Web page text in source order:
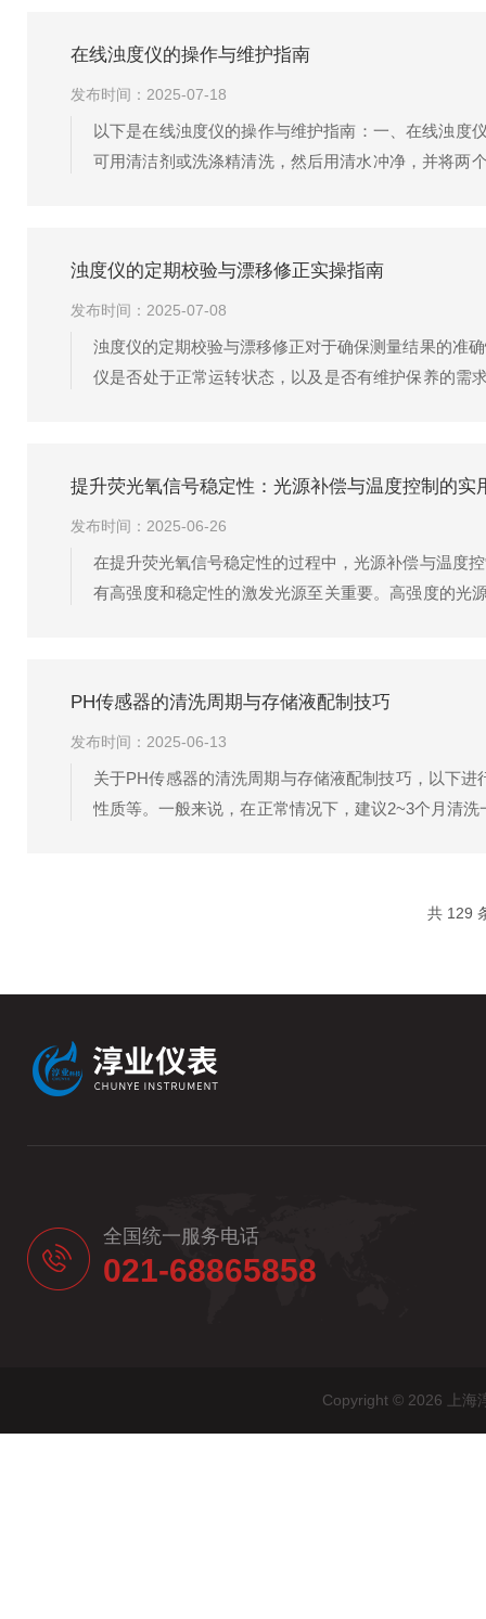
在线浊度仪的操作与维护指南
发布时间：2025-07-18
以下是在线浊度仪的操作与维护指南：一、在线浊度
可用清洁剂或洗涤精清洗，然后用清水冲净，并将两
浊度仪的定期校验与漂移修正实操指南
发布时间：2025-07-08
浊度仪的定期校验与漂移修正对于确保测量结果的准
仪是否处于正常运转状态，以及是否有维护保养的需
提升荧光氧信号稳定性：光源补偿与温度控制的实
发布时间：2025-06-26
在提升荧光氧信号稳定性的过程中，光源补偿与温度
有高强度和稳定性的激发光源至关重要。高强度的光
PH传感器的清洗周期与存储液配制技巧
发布时间：2025-06-13
关于PH传感器的清洗周期与存储液配制技巧，以下
性质等。一般来说，在正常情况下，建议2~3个月清
共 129
全国统一服务电话
021-68865858
Copyright © 2026 上